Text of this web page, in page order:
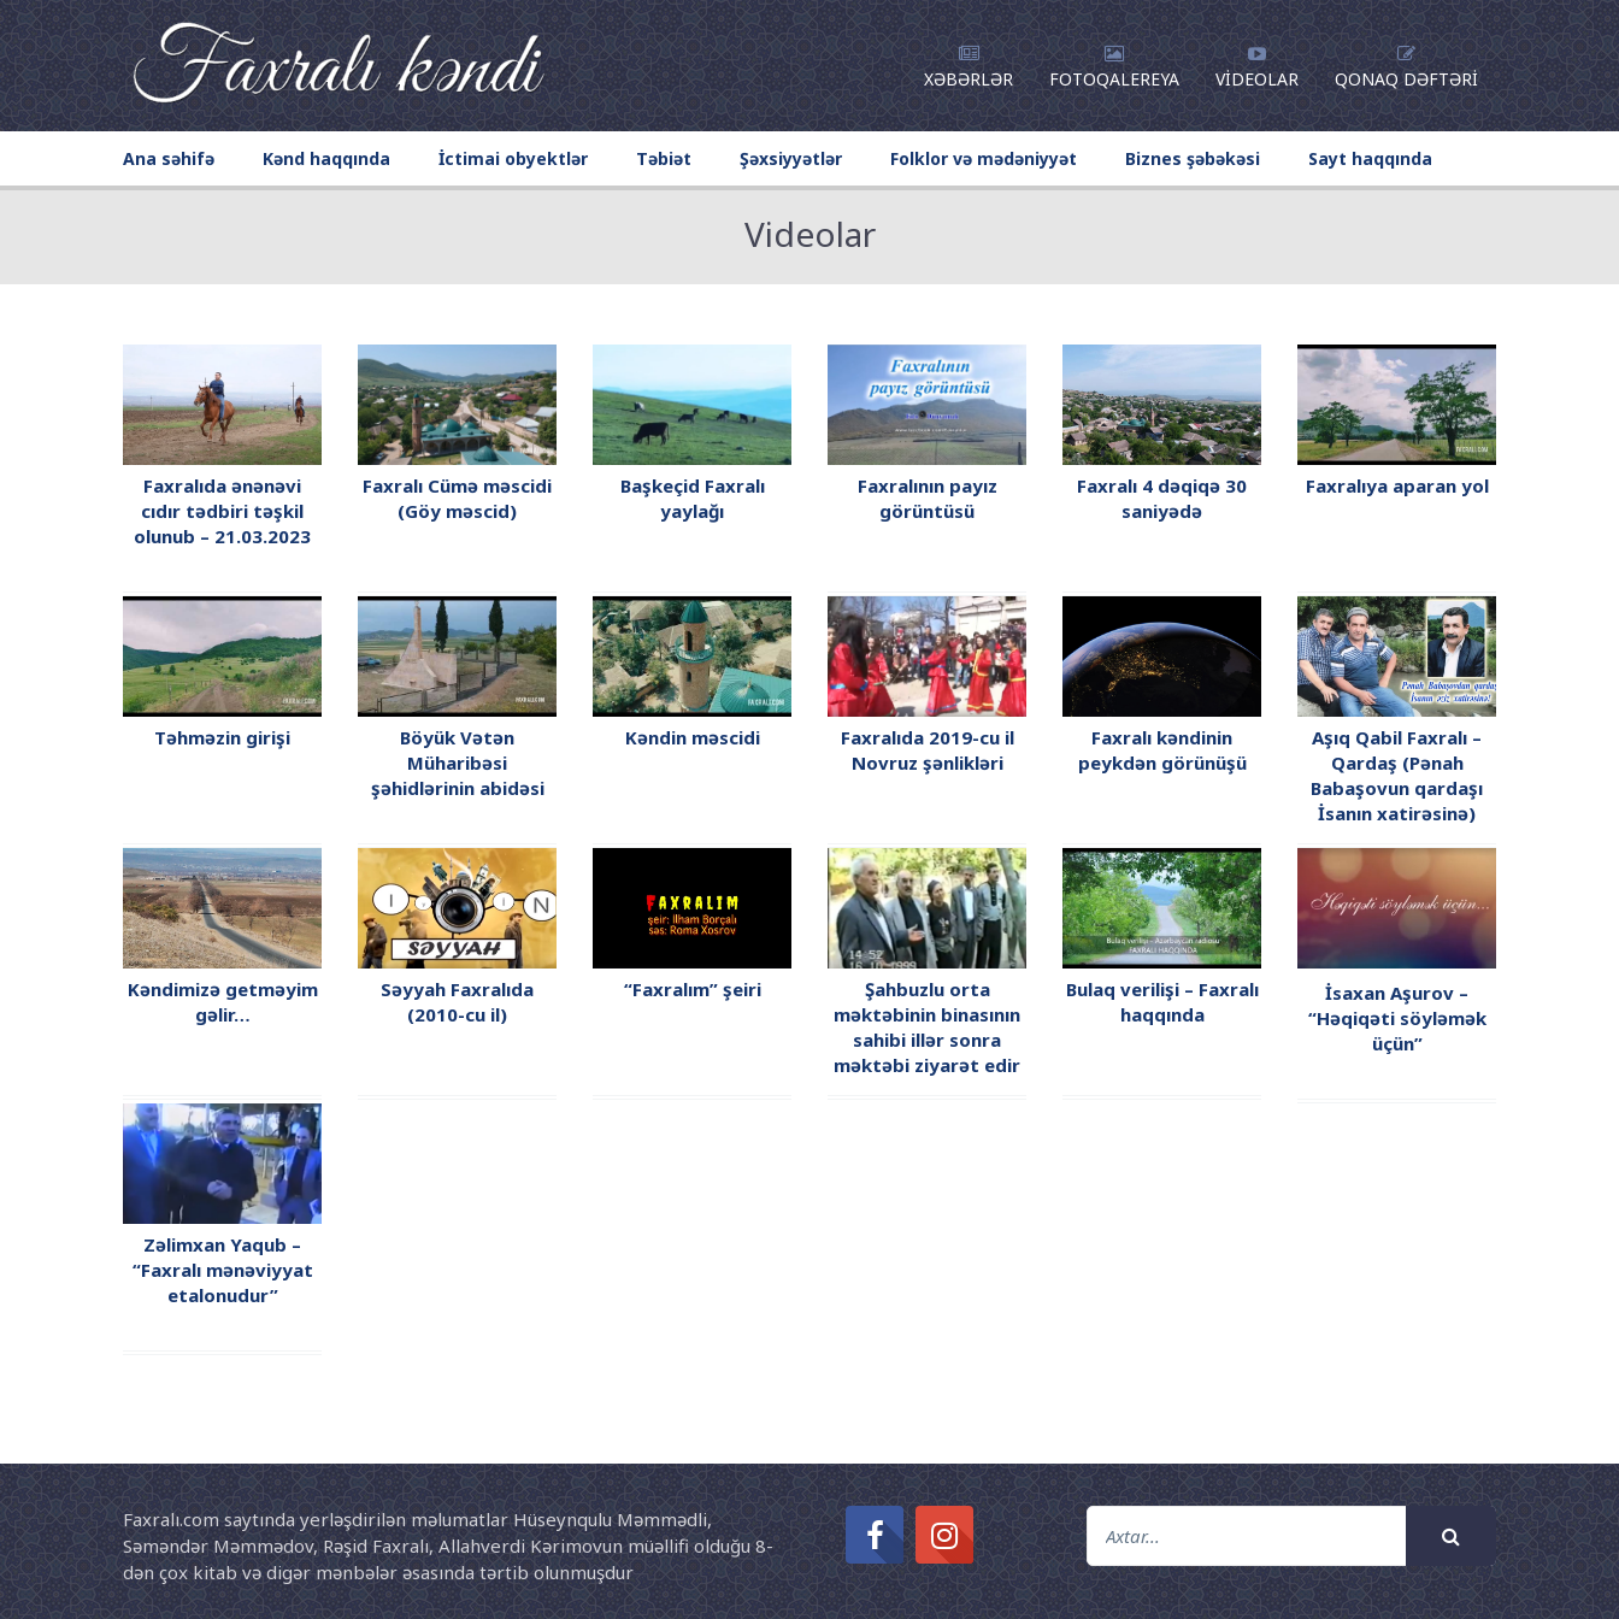
XƏBƏRLƏR FOTOQALEREYA VIDEOLAR QONAQ DƏFTƏRI
Ana səhifə Kənd haqqında İctimai obyektlər Təbiət Şəxsiyyətlər Folklor və mədəniyyət Biznes şəbəkəsi Sayt haqqında
Videolar
Faxralıda ənənəvi
cıdır tədbiri təşkil
olunub – 21.03.2023
Faxralı Cümə məscidi
(Göy məscid)
Başkeçid Faxralı
yaylağı
Faxralının payız
görüntüsü
Faxralı 4 dəqiqə 30
saniyədə
Faxralıya aparan yol
Təhməzin girişi
Böyük Vətən
Müharibəsi
şəhidlərinin abidəsi
Kəndin məscidi
Faxralıda 2019-cu il
Novruz şənlikləri
Faxralı kəndinin
peykdən görünüşü
Aşıq Qabil Faxralı –
Qardaş (Pənah
Babaşovun qardaşı
İsanın xatirəsinə)
Kəndimizə getməyim
gəlir…
Səyyah Faxralıda
(2010-cu il)
“Faxralım” şeiri
Şahbuzlu orta
məktəbinin binasının
sahibi illər sonra
məktəbi ziyarət edir
Bulaq verilişi – Faxralı
haqqında
İsaxan Aşurov –
“Həqiqəti söyləmək
üçün”
Zəlimxan Yaqub –
“Faxralı mənəviyyat
etalonudur”
Faxralı.com saytında yerləşdirilən məlumatlar Hüseynqulu Məmmədli,
Səməndər Məmmədov, Rəşid Faxralı, Allahverdi Kərimovun müəllifi olduğu 8-
dən çox kitab və digər mənbələr əsasında tərtib olunmuşdur